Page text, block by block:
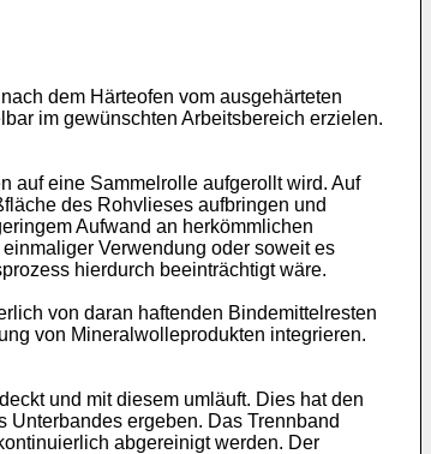
dem Härteofen vom ausgehärteten
im gewünschten Arbeitsbereich erzielen.
auf eine Sammelrolle aufgerollt wird. Auf
des Rohvlieses aufbringen und
Aufwand an herkömmlichen
Verwendung oder soweit es
hierdurch beeinträchtigt wäre.
von daran haftenden Bindemittelresten
von Mineralwolleprodukten integrieren.
und mit diesem umläuft. Dies hat den
ergeben. Das Trennband
abgereinigt werden. Der